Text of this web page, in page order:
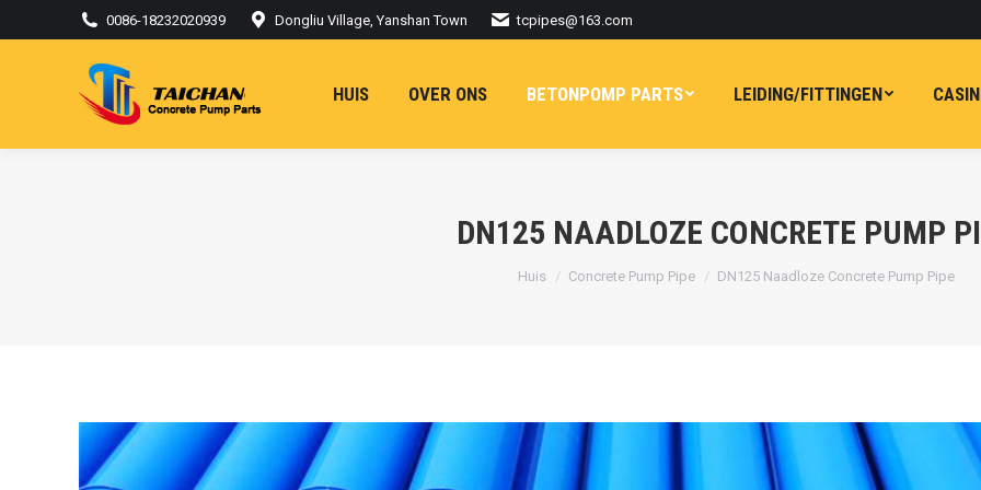
0086-18232020939 Dongliu Village, Yanshan Town tcpipes@163.com
HUIS OVER ONS BETONPOMP PARTS LEIDING/FITTINGEN
DN125 NAADLOZE CONCRETE PUMP
Je bent hier:
Huis Concrete Pump Pipe DN125 Naadloze Concrete Pump Pipe